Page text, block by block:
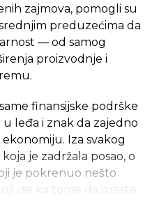
bankarski sektor
zajmova, pomogli su
preduzećima da
— od samog
proizvodnje i
finansijske podrške
leđa i znak da zajedno
Iza svakog
je zadržala posao, o
je pokrenuo nešto
ide ka tome da izraste